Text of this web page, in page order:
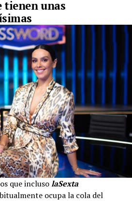
tienen unas
que inclusolaSexta
ocupa la cola del